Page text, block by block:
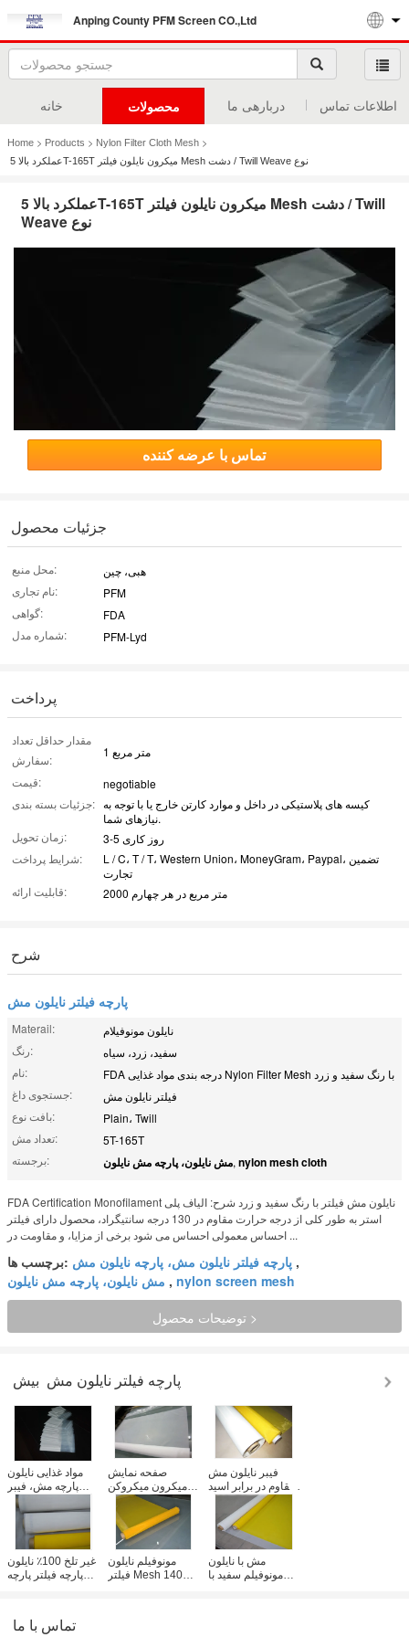
Anping County PFM Screen CO.,Ltd
خانه محصولات دربارهی ما اطلاعات تماس
Home > Products > Nylon Filter Cloth Mesh >
عملکرد بالا 5T-165T میکرون نایلون فیلتر Mesh دشت / Twill Weave نوع
عملکرد بالا 5T-165T میکرون نایلون فیلتر Mesh دشت / Twill
Weave نوع
تماس با عرضه کننده
جزئیات محصول
محل منبع:
هبی، چین
نام تجاری:
PFM
گواهی:
FDA
شماره مدل:
PFM-Lyd
پرداخت
مقدار حداقل تعداد
سفارش:
1 متر مربع
قیمت:
negotiable
جزئیات بسته بندی: کیسه های پلاستیکی در داخل و موارد کارتن خارج یا با توجه به
نیازهای شما.
زمان تحویل:
3-5 روز کاری
شرایط پرداخت:
L / C، T / T، Western Union، MoneyGram، Paypal، تضمین
تجارت
قابلیت ارائه:
2000 متر مربع در هر چهارم
شرح
پارچه فیلتر نایلون مش
Materail:
نایلون مونوفیلام
رنگ:
سفید، زرد، سیاه
نام:
FDA درجه بندی مواد غذایی Nylon Filter Mesh با رنگ سفید و زرد
جستجوی داغ:
فیلتر نایلون مش
بافت نوع:
Plain، Twill
تعداد مش:
5T-165T
برجسته:
مش نایلون، پارچه مش نایلون, nylon mesh cloth
FDA Certification Monofilament نایلون مش فیلتر با رنگ سفید و زرد شرح: الیاف پلی
استر به طور کلی از درجه حرارت مقاوم در 130 درجه سانتیگراد، محصول دارای فیلتر
احساس معمولی احساس می شود برخی از مزایا، و مقاومت در ...
برچسب ها: پارچه فیلتر نایلون مش، پارچه نایلون مش ,
مش نایلون، پارچه مش نایلون , nylon screen mesh
توضیحات محصول >
پارچه فیلتر نایلون مش
مواد غذایی نایلون
پارچه مش، فیبر
نایلون فیلتر هوا مش
5T-165T تعداد
صفحه نمایش
میکرون میکروکن
فیلتر Mesh Neilon
Weave برای
کارخانه میلینگ / آرد
فیبر نایلون مش
مقاوم در برابر اسید
نایلون سفید مش
نوری
غیر تلخ 100٪ نایلون
پارچه فیلتر پارچه
مونوفیلم نایلون
فیلتر Mesh 140
مش با نایلون
مونوفیلم سفید با
تماس با ما